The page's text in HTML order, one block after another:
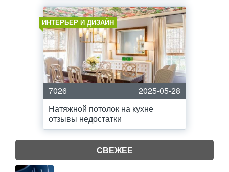
ИНТЕРЬЕР И ДИЗАЙН
7026
2025-05-28
Натяжной потолок на кухне
отзывы недостатки
СВЕЖЕЕ